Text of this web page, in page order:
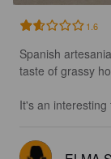
1.6
Spanish
taste of grassy
It's an